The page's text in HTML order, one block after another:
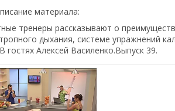
материала:
тренеры рассказывают о
дыхания, системе упражнений
гостях Алексей Василенко.Выпуск 39.